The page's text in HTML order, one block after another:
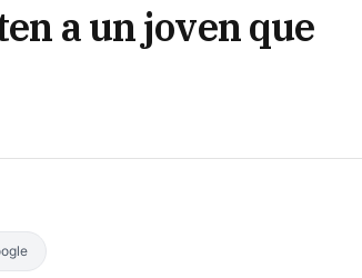
a un joven que